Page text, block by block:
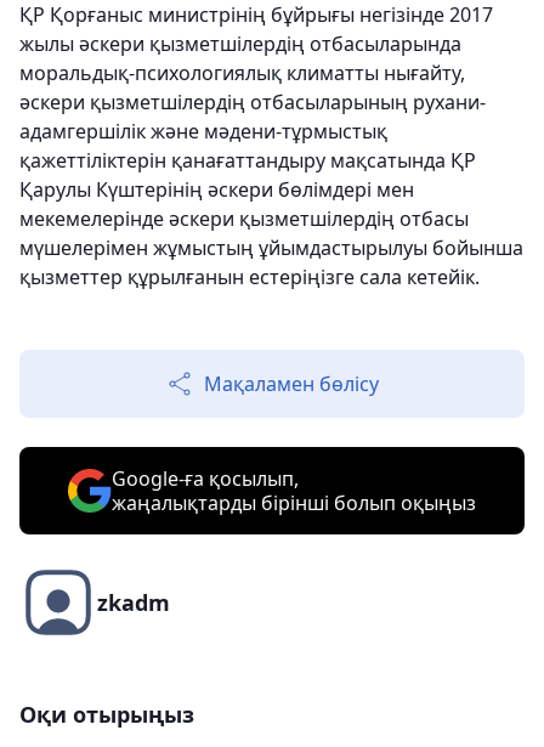
ҚР Қорғаныс министрінің бұйрығы негізінде 2017
жылы әскери қызметшілердің отбасыларында
моральдық-психологиялық климатты нығайту,
әскери қызметшілердің отбасыларының рухани-
адамгершілік және мәдени-тұрмыстық
қажеттіліктерін қанағаттандыру мақсатында ҚР
Қарулы Күштерінің әскери бөлімдері мен
мекемелерінде әскери қызметшілердің отбасы
мүшелерімен жұмыстың ұйымдастырылуы бойынша
қызметтер құрылғанын естеріңізге сала кетейік.
Мақаламен бөлісу
Google-ға қосылып,
жаңалықтарды бірінші болып оқыңыз
zkadm
Оқи отырыңыз